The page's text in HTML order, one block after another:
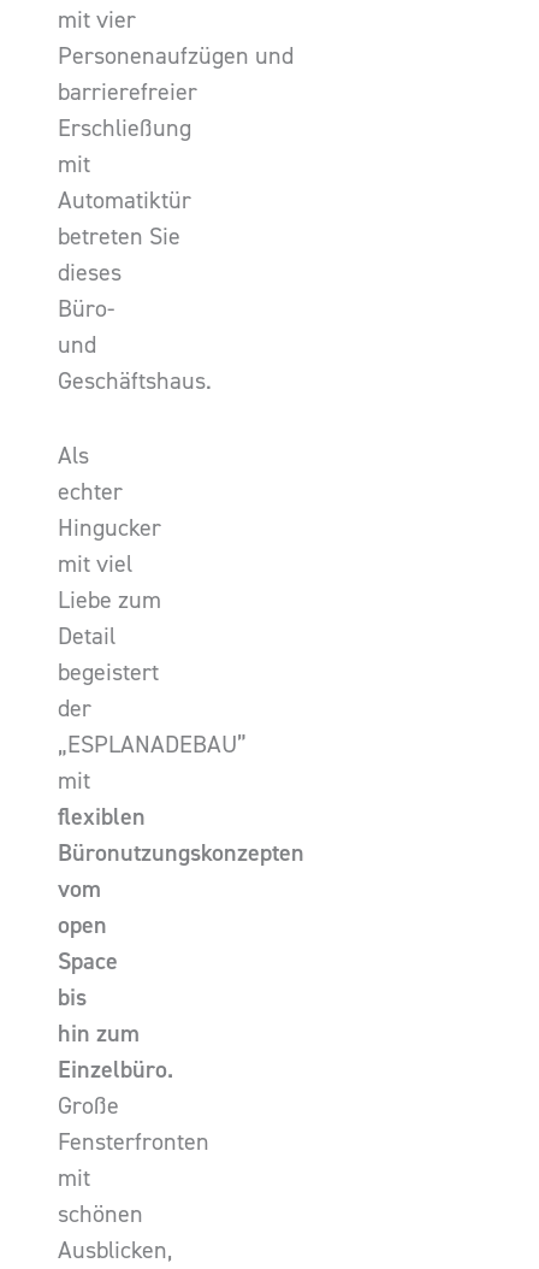
mit vier
Personenaufzügen und
barrierefreier
Erschließung
mit
Automatiktür
betreten Sie
dieses
Büro-
und
Geschäftshaus.
Als
echter
Hingucker
mit viel
Liebe zum
Detail
begeistert
der
„ESPLANADEBAU”
mit
flexiblen
Büronutzungskonzepten
vom
open
Space
bis
hin zum
Einzelbüro.
Große
Fensterfronten
mit
schönen
Ausblicken,